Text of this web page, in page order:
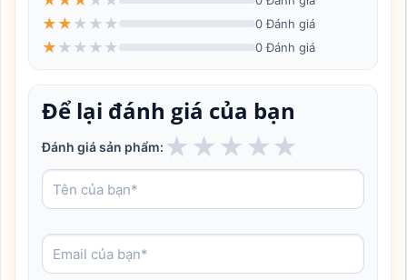
★ ★ ★ ★ ★ 0 Đánh giá
★ ★ ★ ★ ★ 0 Đánh giá
Để lại đánh giá của bạn
Đánh giá sản phẩm: ★ ★ ★ ★★